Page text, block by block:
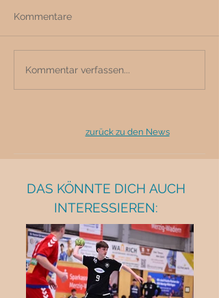
Kommentare
Kommentar verfassen...
zurück zu den News
DAS KÖNNTE DICH AUCH
INTERESSIEREN: